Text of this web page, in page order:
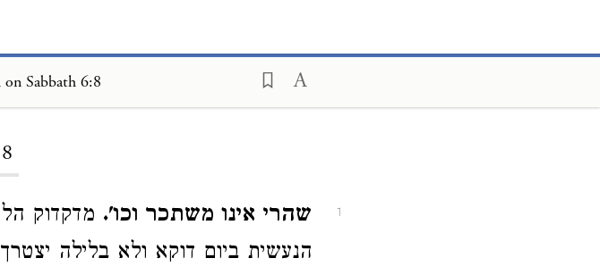
on Sabbath 6:8
1 שהרי אינו משתכר וכו'. מדקדוק
הנעשית ביום דוקא ולא בלילה